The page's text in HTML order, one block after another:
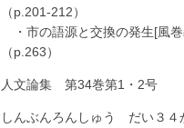
（p.201-212）
・市の語源と交換の発生[風
（p.263）
人文論集 第34巻第1・2号
しんぶんろんしゅう だい３４